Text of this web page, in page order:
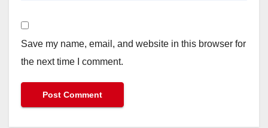
Save my name, email, and website in this browser for
the next time I comment.